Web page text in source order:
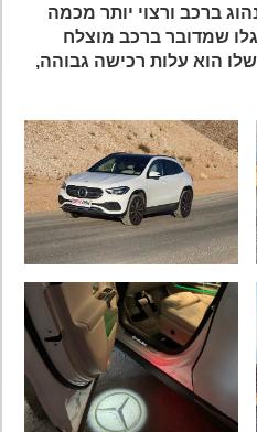
ברכב ורצוי יותר מכמה
שמדובר ברכב מוצלח
הוא עלות רכישה גבוהה,